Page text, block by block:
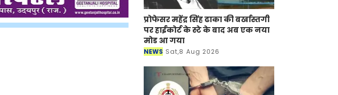
प्रोफेसर महेंद्र सिंह ढाका की बर्खास्तगी
पर हाईकोर्ट के स्टे के बाद अब एक नया
मोड आ गया
NEWS Sat,8 Aug 2026